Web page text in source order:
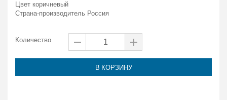
Цвет коричневый
Страна-производитель Россия
Количество
В КОРЗИНУ